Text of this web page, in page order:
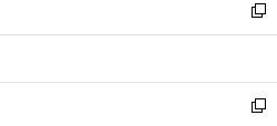
く
で
開
ド
ウ
開
く
ィ
ン
ウ
で
い
ウ
ン
ド
新
し
ウ
ィ
新